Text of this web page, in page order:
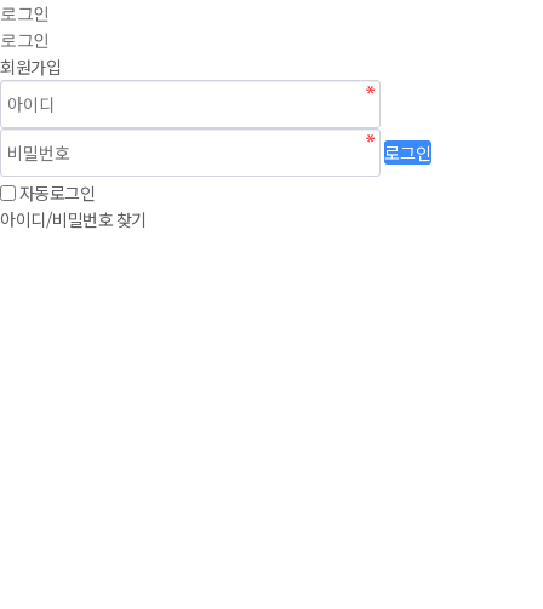
로그인
로그인
회원가입
로그인
자동로그인
아이디/비밀번호 찾기